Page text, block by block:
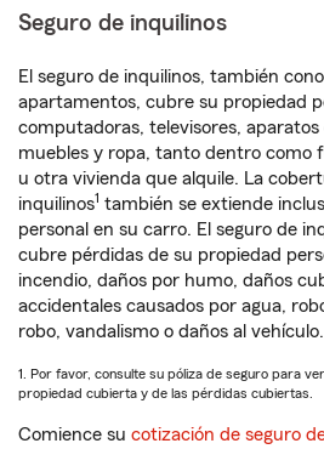
Seguro de inquilinos
El seguro de inquilinos, también
apartamentos, cubre su propiedad
computadoras, televisores,
muebles y ropa, tanto dentro como
u otra vivienda que alquile. La
inquilinos1 también se extiende
personal en su carro. El seguro de
cubre pérdidas de su propiedad
incendio, daños por humo, daños
accidentales causados por agua,
robo, vandalismo o daños al vehículo.
1. Por favor, consulte su póliza de seguro para
propiedad cubierta y de las pérdidas cubiertas.
Comience su cotización de seguro